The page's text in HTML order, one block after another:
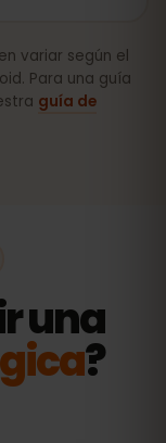
variar según el
Para una guía
guía de
una
?